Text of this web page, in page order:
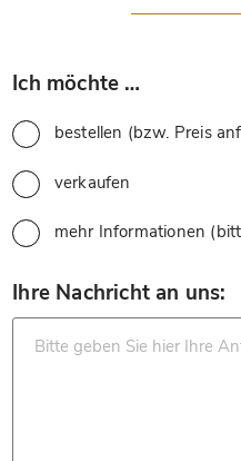
Ich möchte …
bestellen (bzw. Preis
verkaufen
mehr Informationen
Ihre Nachricht an uns: